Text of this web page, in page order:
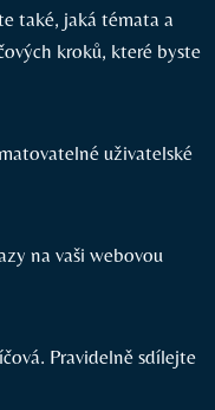
také, jaká témata a
kroků, které byste
uživatelské
na vaši webovou
Pravidelně sdílejte